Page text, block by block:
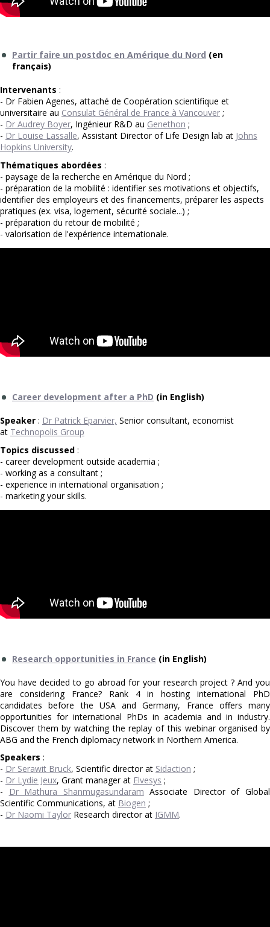
Partir faire un postdoc en Amérique du Nord (en
français)
Intervenants :
- Dr Fabien Agenes, attaché de Coopération scientifique et
universitaire au Consulat Général de France à Vancouver ;
- Dr Audrey Boyer, Ingénieur R&D au Genethon ;
- Dr Louise Lassalle, Assistant Director of Life Design lab at Johns
Hopkins University.
Thématiques abordées :
- paysage de la recherche en Amérique du Nord ;
- préparation de la mobilité : identifier ses motivations et objectifs,
identifier des employeurs et des financements, préparer les aspects
pratiques (ex. visa, logement, sécurité sociale...) ;
- préparation du retour de mobilité ;
- valorisation de l'expérience internationale.
Career development after a PhD (in English)
Speaker : Dr Patrick Eparvier, Senior consultant, economist
at Technopolis Group
Topics discussed :
- career development outside academia ;
- working as a consultant ;
- experience in international organisation ;
- marketing your skills.
Research opportunities in France (in English)
You have decided to go abroad for your research project ? And you
are considering France? Rank 4 in hosting international PhD
candidates before the USA and Germany, France offers many
opportunities for international PhDs in academia and in industry.
Discover them by watching the replay of this webinar organised by
ABG and the French diplomacy network in Northern America.
Speakers :
- Dr Serawit Bruck, Scientific director at Sidaction ;
- Dr Lydie Jeux, Grant manager at Elvesys ;
-
Dr Mathura Shanmugasundaram Associate Director of Global
Scientific Communications, at Biogen ;
- Dr Naomi Taylor Research director at IGMM.